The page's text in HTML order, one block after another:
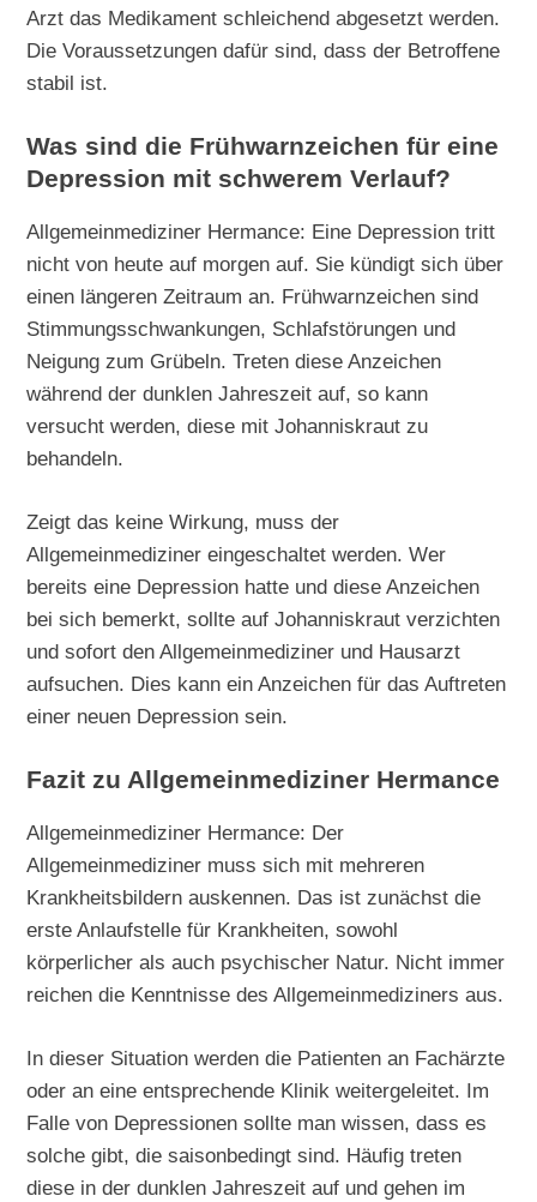
Arzt das Medikament schleichend abgesetzt werden.
Die Voraussetzungen dafür sind, dass der Betroffene
stabil ist.
Was sind die Frühwarnzeichen für eine
Depression mit schwerem Verlauf?
Allgemeinmediziner Hermance: Eine Depression tritt
nicht von heute auf morgen auf. Sie kündigt sich über
einen längeren Zeitraum an. Frühwarnzeichen sind
Stimmungsschwankungen, Schlafstörungen und
Neigung zum Grübeln. Treten diese Anzeichen
während der dunklen Jahreszeit auf, so kann
versucht werden, diese mit Johanniskraut zu
behandeln.
Zeigt das keine Wirkung, muss der
Allgemeinmediziner eingeschaltet werden. Wer
bereits eine Depression hatte und diese Anzeichen
bei sich bemerkt, sollte auf Johanniskraut verzichten
und sofort den Allgemeinmediziner und Hausarzt
aufsuchen. Dies kann ein Anzeichen für das Auftreten
einer neuen Depression sein.
Fazit zu Allgemeinmediziner Hermance
Allgemeinmediziner Hermance: Der
Allgemeinmediziner muss sich mit mehreren
Krankheitsbildern auskennen. Das ist zunächst die
erste Anlaufstelle für Krankheiten, sowohl
körperlicher als auch psychischer Natur. Nicht immer
reichen die Kenntnisse des Allgemeinmediziners aus.
In dieser Situation werden die Patienten an Fachärzte
oder an eine entsprechende Klinik weitergeleitet. Im
Falle von Depressionen sollte man wissen, dass es
solche gibt, die saisonbedingt sind. Häufig treten
diese in der dunklen Jahreszeit auf und gehen im